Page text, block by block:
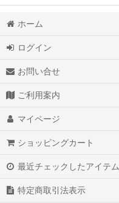
ホーム
ログイン
お問い合せ
ご利用案内
マイページ
ショッピングカート
最近チェックしたアイテム
特定商取引法表示